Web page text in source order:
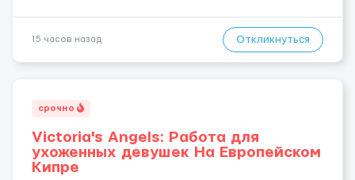
15 часов назад Откликнуться
срочно
Victoria's Angels: Работа для
ухоженных девушек На Европейском
Кипре